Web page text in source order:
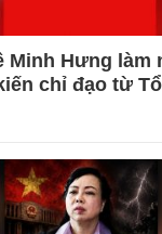
Minh Hưng làm
chỉ đạo từ